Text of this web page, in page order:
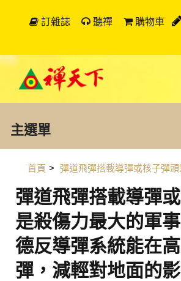
訂雜誌 聽禪 購物車
主選單
首頁 > 彈道飛彈搭載導彈或核子彈
彈道飛彈搭載導彈
是殺傷力最大的軍
德反導彈系統能在
彈，減輕對地面的